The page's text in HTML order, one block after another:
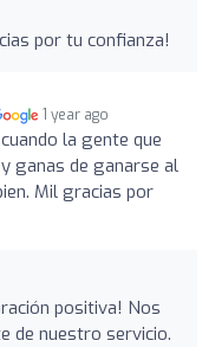
por tu confianza!
1 year ago
la gente que
ganas de ganarse al
Mil gracias por
positiva! Nos
de nuestro servicio.